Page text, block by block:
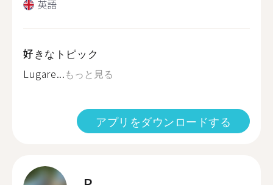
英語
好きなトピック
Lugare...もっと見る
アプリをダウンロードする